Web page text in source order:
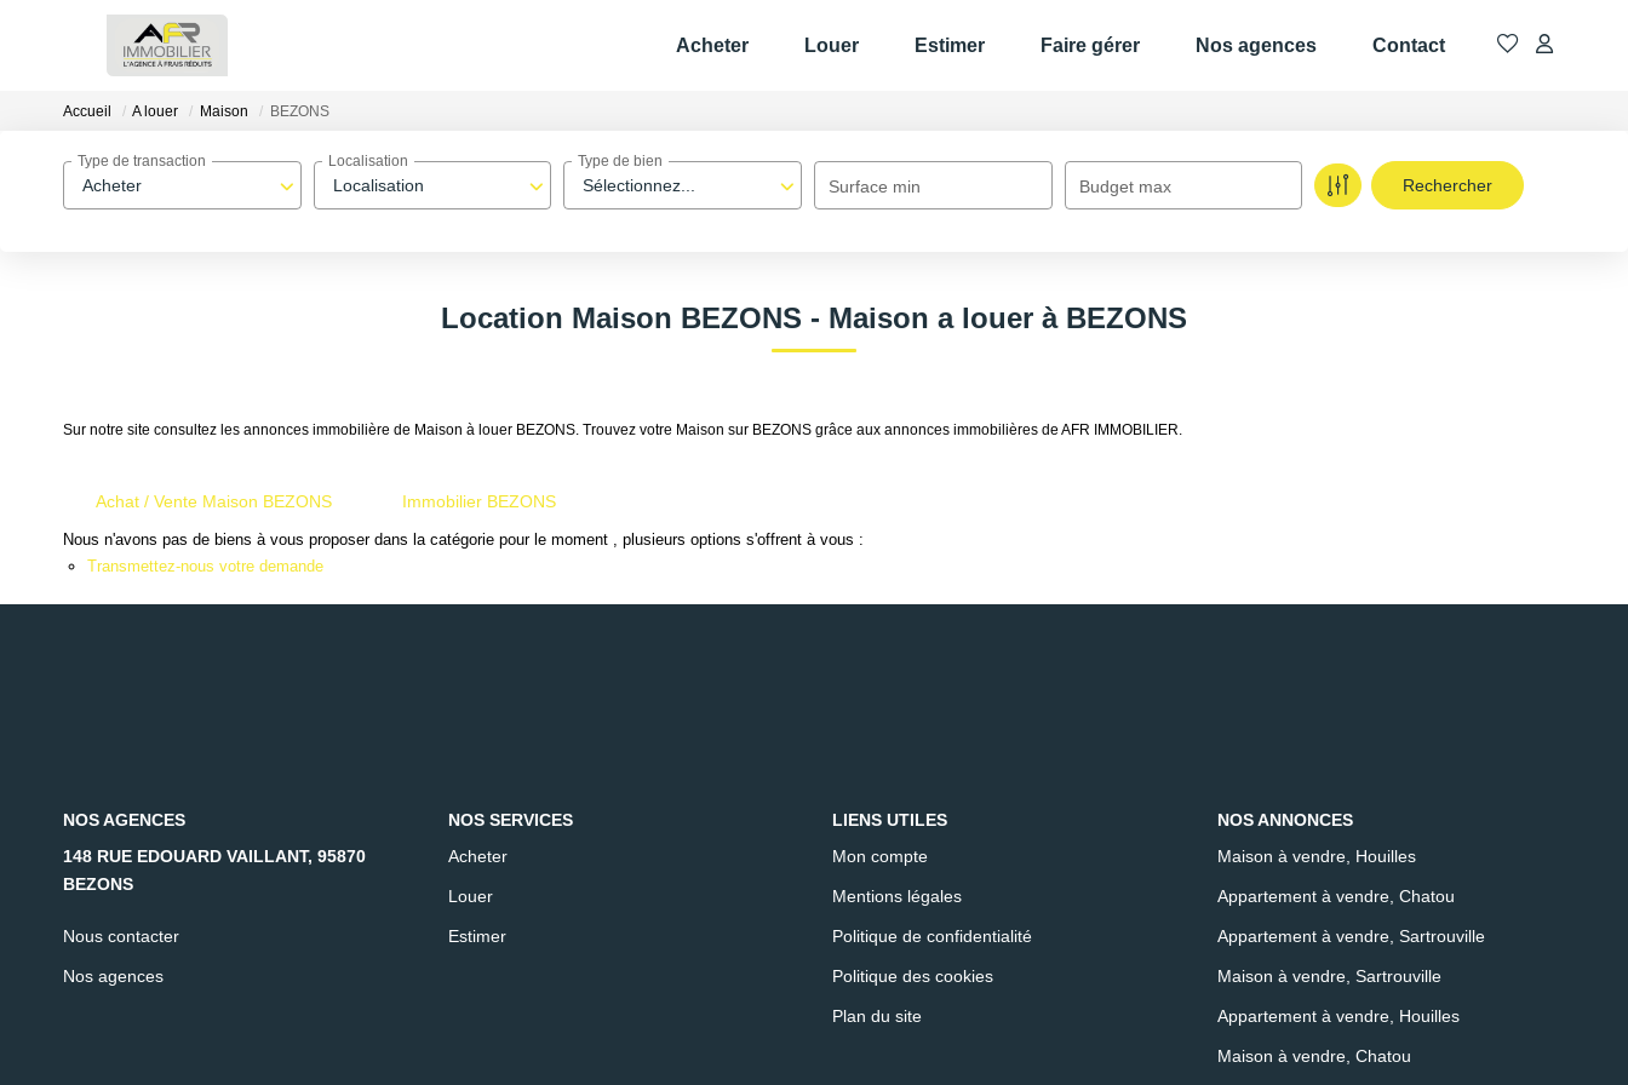
Acheter Louer Estimer Faire gérer Nos agences Contact
Accueil A louer Maison BEZONS
Acheter
Type de transaction
Localisation
Localisation
Sélectionnez...
Type de bien
Surface min Budget max
Location Maison BEZONS - Maison a louer à BEZONS
Sur notre site consultez les annonces immobilière de Maison à louer BEZONS. Trouvez votre Maison sur BEZONS grâce aux annonces immobilières de AFR IMMOBILIER.
Achat / Vente Maison BEZONS Immobilier BEZONS
Nous n'avons pas de biens à vous proposer dans la catégorie pour le moment , plusieurs options s'offrent à vous :
Transmettez-nous votre demande
NOS AGENCES
148 RUE EDOUARD VAILLANT, 95870
BEZONS
Nous contacter
Nos agences
NOS SERVICES
Acheter
Louer
Estimer
LIENS UTILES
Mon compte
Mentions légales
Politique de confidentialité
Politique des cookies
Plan du site
NOS ANNONCES
Maison à vendre, Houilles
Appartement à vendre, Chatou
Appartement à vendre, Sartrouville
Maison à vendre, Sartrouville
Appartement à vendre, Houilles
Maison à vendre, Chatou